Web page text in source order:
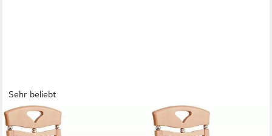
Sehr beliebt
HOME AFFAIRE
Esszimmerstuhl Berta Küchenstuhl (Set, 2 St), Bezug in